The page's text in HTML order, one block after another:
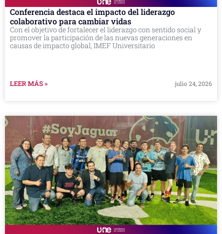
Conferencia destaca el impacto del liderazgo
colaborativo para cambiar vidas
Con el objetivo de fortalecer el liderazgo con sentido social y
promover la participación de las nuevas generaciones en
causas de impacto global, IMEF Universitario
LEER MÁS » julio 24, 2026